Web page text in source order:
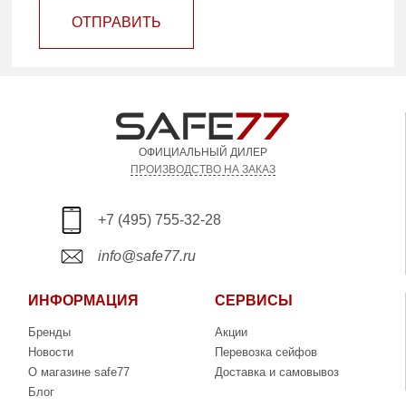
ОТПРАВИТЬ
ОФИЦИАЛЬНЫЙ ДИЛЕР
ПРОИЗВОДСТВО НА ЗАКАЗ
+7 (495) 755-32-28
info@safe77.ru
ИНФОРМАЦИЯ
Бренды
Новости
О магазине safe77
Блог
СЕРВИСЫ
Акции
Перевозка сейфов
Доставка и самовывоз